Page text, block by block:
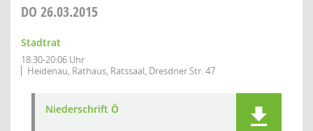
DO 26.03.2015
Stadtrat
18:30-20:06 Uhr
Heidenau, Rathaus, Ratssaal, Dresdner Str. 47
Niederschrift Ö